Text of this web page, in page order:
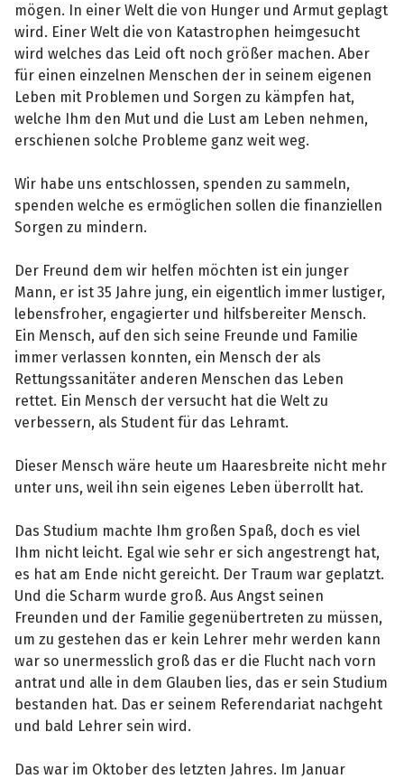
mögen. In einer Welt die von Hunger und Armut geplagt
wird. Einer Welt die von Katastrophen heimgesucht
wird welches das Leid oft noch größer machen. Aber
für einen einzelnen Menschen der in seinem eigenen
Leben mit Problemen und Sorgen zu kämpfen hat,
welche Ihm den Mut und die Lust am Leben nehmen,
erschienen solche Probleme ganz weit weg.
Wir habe uns entschlossen, spenden zu sammeln,
spenden welche es ermöglichen sollen die finanziellen
Sorgen zu mindern.
Der Freund dem wir helfen möchten ist ein junger
Mann, er ist 35 Jahre jung, ein eigentlich immer lustiger,
lebensfroher, engagierter und hilfsbereiter Mensch.
Ein Mensch, auf den sich seine Freunde und Familie
immer verlassen konnten, ein Mensch der als
Rettungssanitäter anderen Menschen das Leben
rettet. Ein Mensch der versucht hat die Welt zu
verbessern, als Student für das Lehramt.
Dieser Mensch wäre heute um Haaresbreite nicht mehr
unter uns, weil ihn sein eigenes Leben überrollt hat.
Das Studium machte Ihm großen Spaß, doch es viel
Ihm nicht leicht. Egal wie sehr er sich angestrengt hat,
es hat am Ende nicht gereicht. Der Traum war geplatzt.
Und die Scharm wurde groß. Aus Angst seinen
Freunden und der Familie gegenübertreten zu müssen,
um zu gestehen das er kein Lehrer mehr werden kann
war so unermesslich groß das er die Flucht nach vorn
antrat und alle in dem Glauben lies, das er sein Studium
bestanden hat. Das er seinem Referendariat nachgeht
und bald Lehrer sein wird.
Das war im Oktober des letzten Jahres. Im Januar